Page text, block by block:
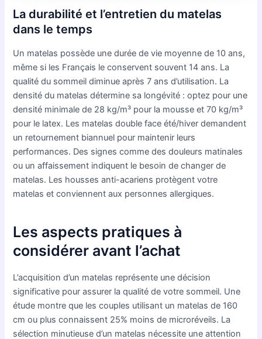
La durabilité et l’entretien du matelas
dans le temps
Un matelas possède une durée de vie moyenne de 10 ans,
même si les Français le conservent souvent 14 ans. La
qualité du sommeil diminue après 7 ans d’utilisation. La
densité du matelas détermine sa longévité : optez pour une
densité minimale de 28 kg/m³ pour la mousse et 70 kg/m³
pour le latex. Les matelas double face été/hiver demandent
un retournement biannuel pour maintenir leurs
performances. Des signes comme des douleurs matinales
ou un affaissement indiquent le besoin de changer de
matelas. Les housses anti-acariens protègent votre
matelas et conviennent aux personnes allergiques.
Les aspects pratiques à
considérer avant l’achat
L’acquisition d’un matelas représente une décision
significative pour assurer la qualité de votre sommeil. Une
étude montre que les couples utilisant un matelas de 160
cm ou plus connaissent 25% moins de microréveils. La
sélection minutieuse d’un matelas nécessite une attention